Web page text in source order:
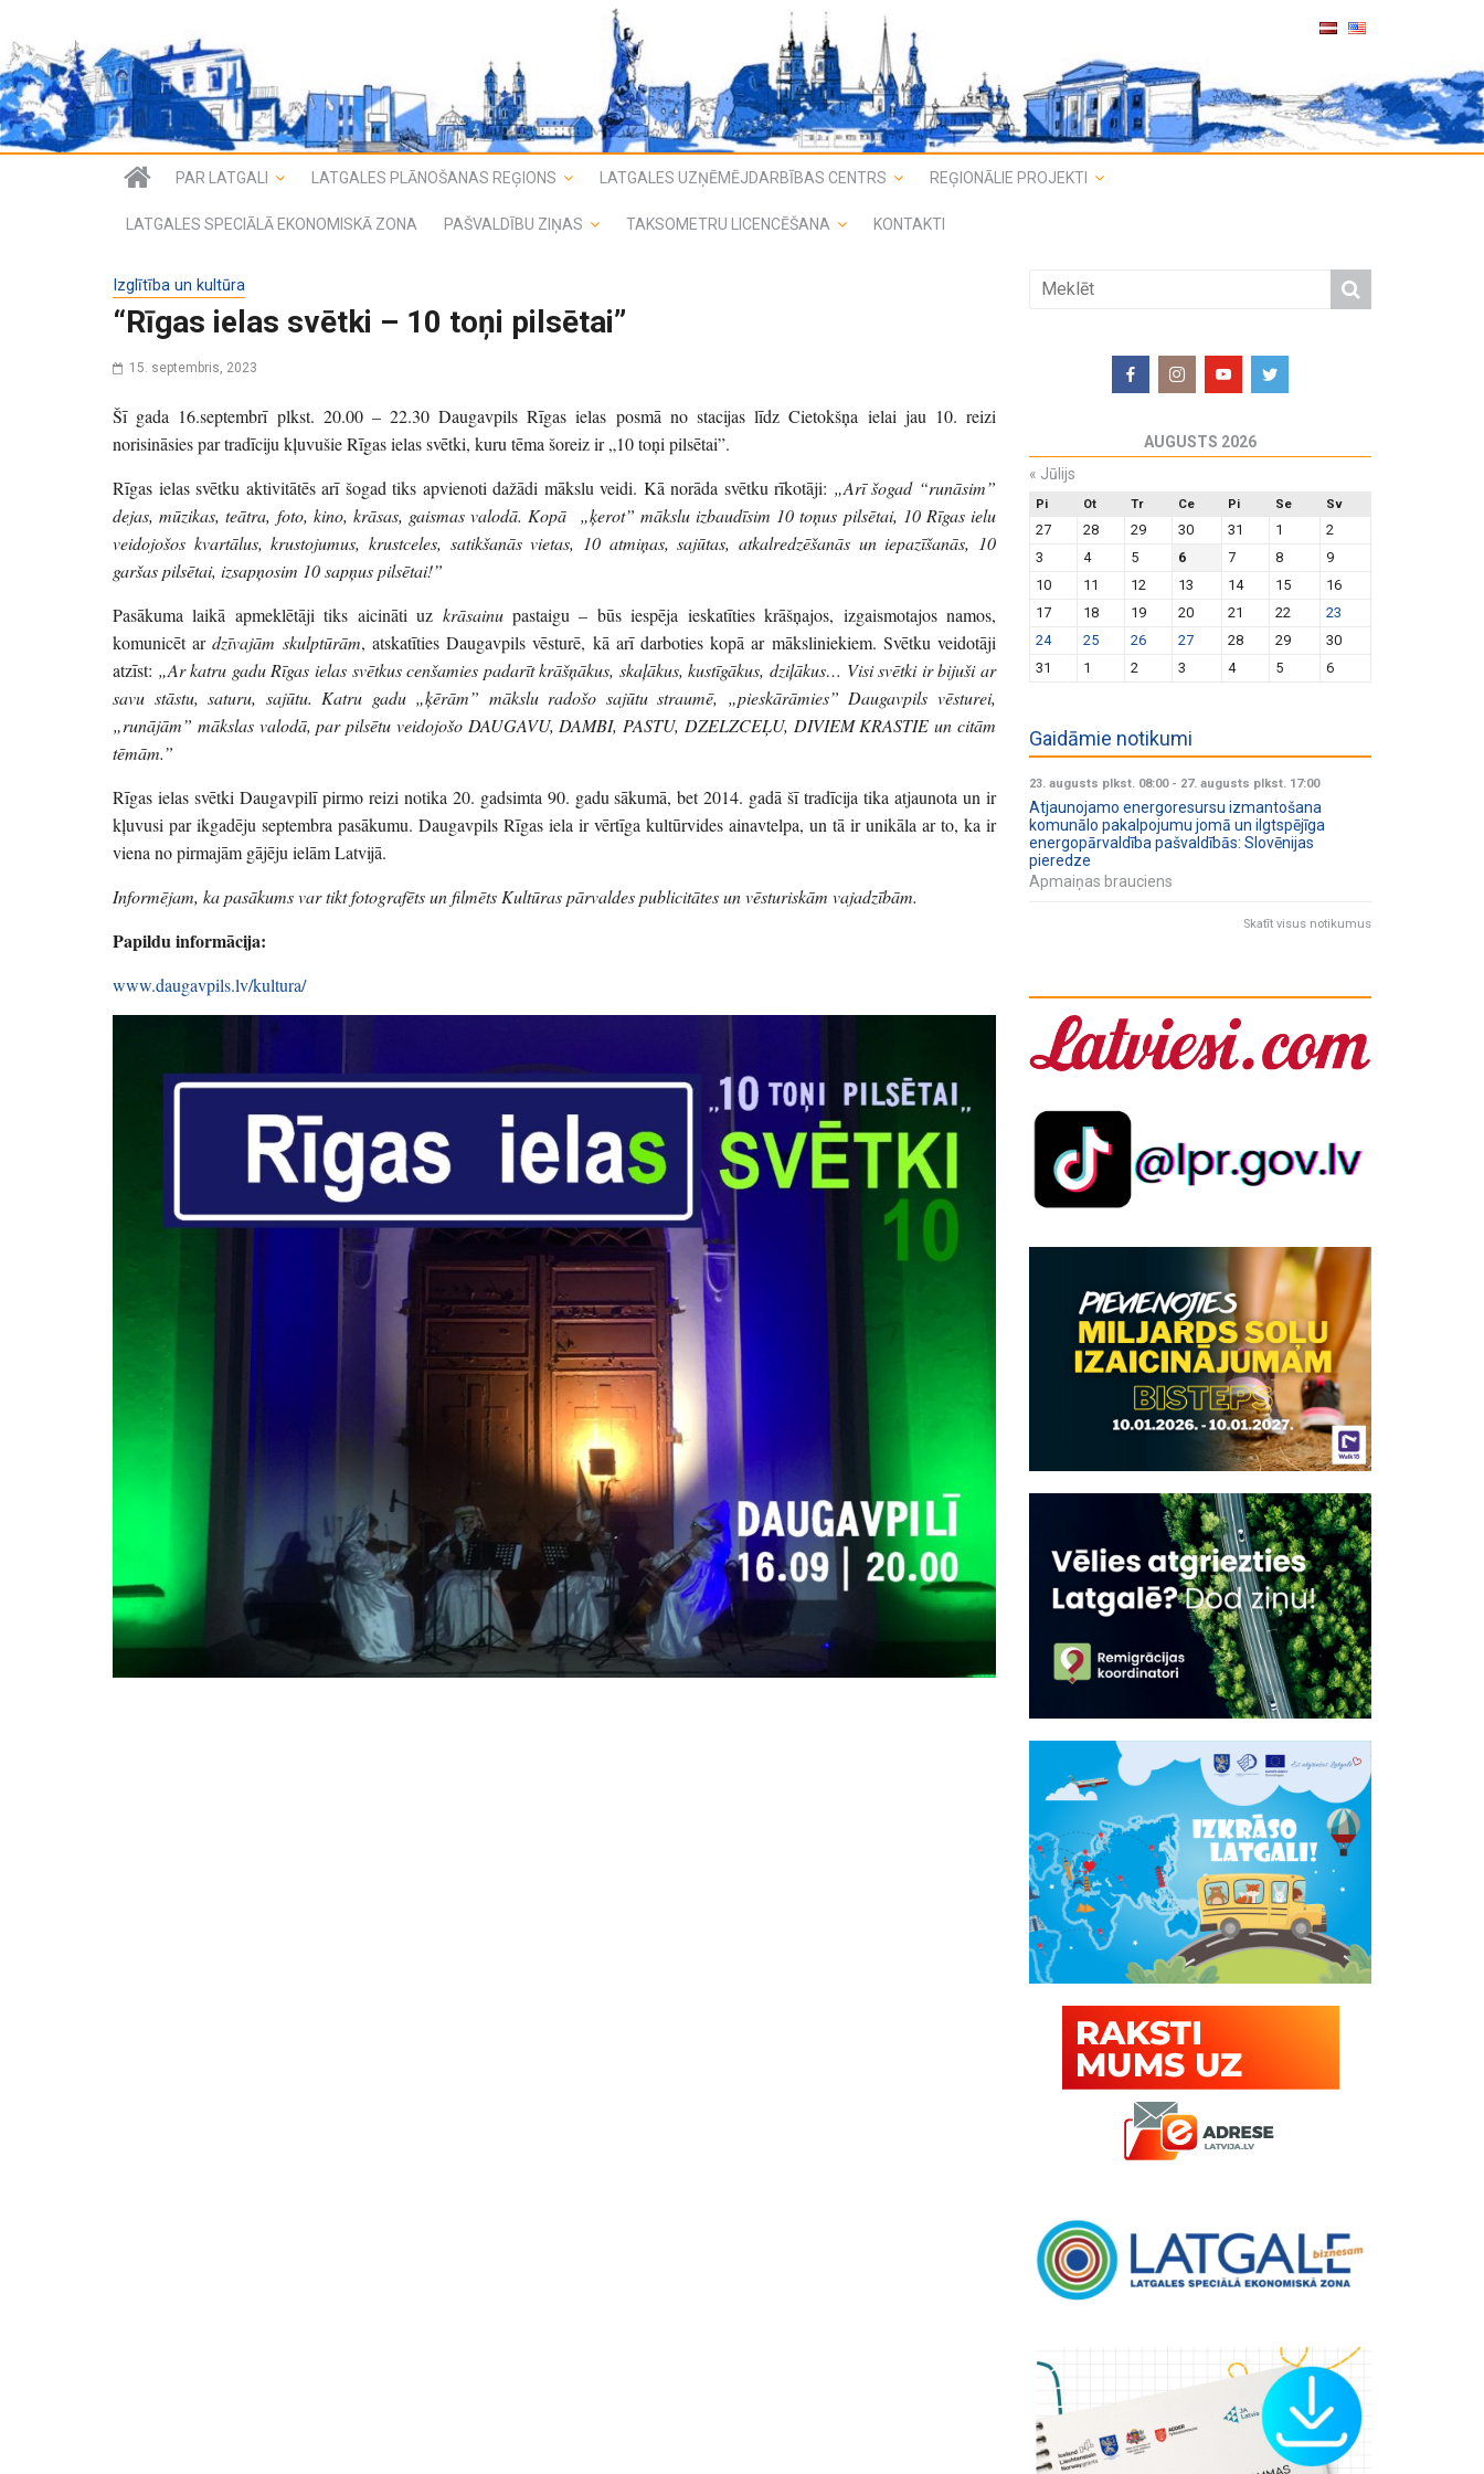
PAR LATGALI LATGALES PLĀNOŠANAS REĢIONS LATGALES UZŅĒMĒJDARBĪBAS CENTRS REĢIONĀLIE PROJEKTI
LATGALES SPECIĀLĀ EKONOMISKĀ ZONA PAŠVALDĪBU ZIŅAS TAKSOMETRU LICENCĒŠANA KONTAKTI
Izglītība un kultūra
“Rīgas ielas svētki – 10 toņi pilsētai”
15. septembris, 2023
Šī gada 16.septembrī plkst. 20.00 – 22.30 Daugavpils Rīgas ielas posmā no stacijas līdz Cietokšņa ielai jau 10. reizi
norisināsies par tradīciju kļuvušie Rīgas ielas svētki, kuru tēma šoreiz ir „10 toņi pilsētai”.
Rīgas ielas svētku aktivitātēs arī šogad tiks apvienoti dažādi mākslu veidi. Kā norāda svētku rīkotāji: „Arī šogad “runāsim”
dejas, mūzikas, teātra, foto, kino, krāsas, gaismas valodā. Kopā „ķerot” mākslu izbaudīsim 10 toņus pilsētai, 10 Rīgas ielu
veidojošos kvartālus, krustojumus, krustceles, satikšanās vietas, 10 atmiņas, sajūtas, atkalredzēšanās un iepazīšanās, 10
garšas pilsētai, izsapņosim 10 sapņus pilsētai!”
Pasākuma laikā apmeklētāji tiks aicināti uz krāsainupastaigu – būs iespēja ieskatīties krāšņajos, izgaismotajos namos,
komunicēt ardzīvajām skulptūrām, atskatīties Daugavpils vēsturē, kā arī darboties kopā ar māksliniekiem. Svētku veidotāji
atzīst: „Ar katru gadu Rīgas ielas svētkus cenšamies padarīt krāšņākus, skaļākus, kustīgākus, dziļākus… Visi svētki ir bijuši ar
savu stāstu, saturu, sajūtu. Katru gadu „ķērām” mākslu radošo sajūtu straumē, „pieskārāmies” Daugavpils vēsturei,
„runājām” mākslas valodā, par pilsētu veidojošo DAUGAVU, DAMBI, PASTU, DZELZCEĻU, DIVIEM KRASTIE un citām
tēmām.”
Rīgas ielas svētki Daugavpilī pirmo reizi notika 20. gadsimta 90. gadu sākumā, bet 2014. gadā šī tradīcija tika atjaunota un ir
kļuvusi par ikgadēju septembra pasākumu. Daugavpils Rīgas iela ir vērtīga kultūrvides ainavtelpa, un tā ir unikāla ar to, ka ir
viena no pirmajām gājēju ielām Latvijā.
Informējam, ka pasākums var tikt fotografēts un filmēts Kultūras pārvaldes publicitātes un vēsturiskām vajadzībām.
Papildu informācija:
www.daugavpils.lv/kultura/
AUGUSTS 2026
« Jūlijs
Pi Ot Tr Ce Pi Se Sv
27 28 29 30 31 1
2
3
4 5 6 7 8
9
10
11 12 13 14 15
16
17
18 19 20 21 22
23
24
25 26 27 28 29
30
31
1 2 3 4 5 6
Gaidāmie notikumi
23. augusts plkst. 08:00- 27. augusts plkst. 17:00
Atjaunojamo energoresursu izmantošana
komunālo pakalpojumu jomā un ilgtspējīga
energopārvaldība pašvaldībās: Slovēnijas
pieredze
Apmaiņas brauciens
Skatīt visus notikumus